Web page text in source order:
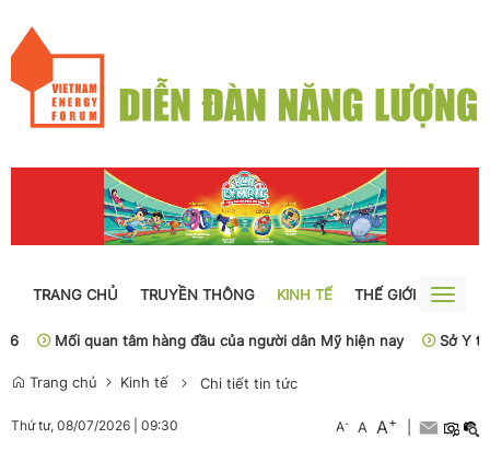
TRANG CHỦ TRUYỀN THÔNG KINH TẾ THẾ GIỚI
Toggle
Mối quan tâm hàng đầu của người dân Mỹ hiện nay
Sở Y tế
Trang chủ Kinh tế Chi tiết tin tức
Thứ tư, 08/07/2026 09:30 A- A A+